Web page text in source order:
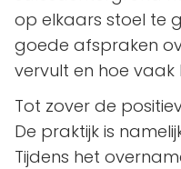
op elkaars stoel te
goede afspraken
vervult en hoe vaak
Tot zover de
De praktijk is
Tijdens het